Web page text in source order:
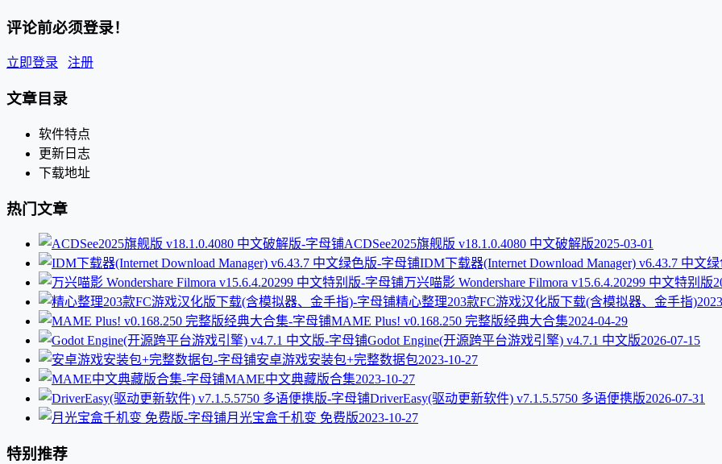
评论前必须登录！
立即登录 注册
文章目录
软件特点
更新日志
下载地址
热门文章
ACDSee2025旗舰版 v18.1.0.4080 中文破解版2025-03-01
IDM下载器(Internet Download Manager) v6.43.7 中文
万兴喵影 Wondershare Filmora v15.6.4.20299 中文特别版
精心整理203款FC游戏汉化版下载(含模拟器、金手指)
MAME Plus! v0.168.250 完整版经典大合集2024-04-29
Godot Engine(开源跨平台游戏引擎) v4.7.1 中文版2026-07-15
安卓游戏安装包+完整数据包2023-10-27
MAME中文典藏版合集2023-10-27
DriverEasy(驱动更新软件) v7.1.5.5750 多语便携版2026-07-31
月光宝盒千机变 免费版2023-10-27
特别推荐